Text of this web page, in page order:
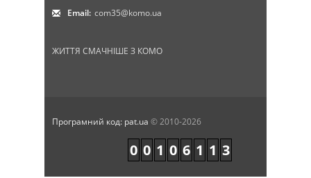
Email: com35@komo.ua
ЖИТТЯ СМАЧНІШЕ З КОМО
Програмний код: pat.ua © 2010-2026
0 0 1 0 6 1 1 3